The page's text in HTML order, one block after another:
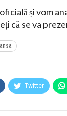
și vom
că se va
Twitter